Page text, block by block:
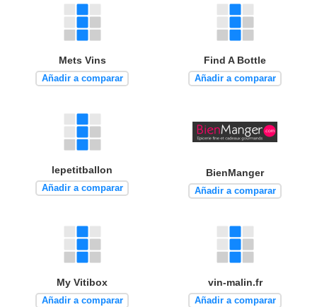
Mets Vins
Añadir a comparar
Find A Bottle
Añadir a comparar
lepetitballon
Añadir a comparar
BienManger
Añadir a comparar
My Vitibox
Añadir a comparar
vin-malin.fr
Añadir a comparar